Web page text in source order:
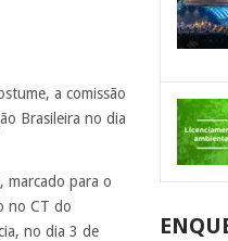
a comissão
Brasileira no dia
marcado para o
no CT do
no dia 3 de